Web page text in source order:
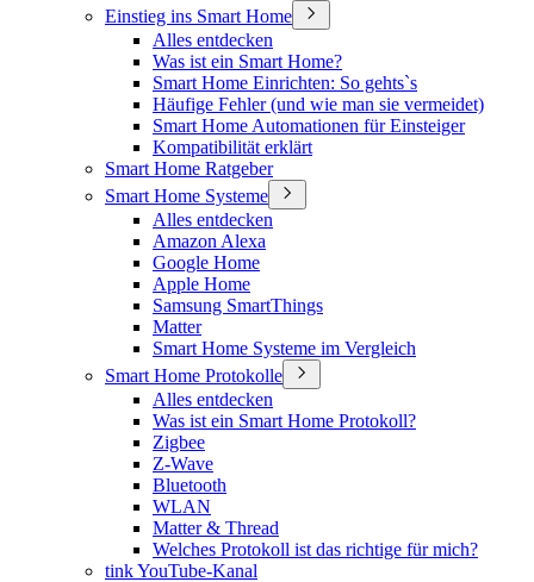
Einstieg ins Smart Home
Alles entdecken
Was ist ein Smart Home?
Smart Home Einrichten: So gehts`s
Häufige Fehler (und wie man sie vermeidet)
Smart Home Automationen für Einsteiger
Kompatibilität erklärt
Smart Home Ratgeber
Smart Home Systeme
Alles entdecken
Amazon Alexa
Google Home
Apple Home
Samsung SmartThings
Matter
Smart Home Systeme im Vergleich
Smart Home Protokolle
Alles entdecken
Was ist ein Smart Home Protokoll?
Zigbee
Z-Wave
Bluetooth
WLAN
Matter & Thread
Welches Protokoll ist das richtige für mich?
tink YouTube-Kanal